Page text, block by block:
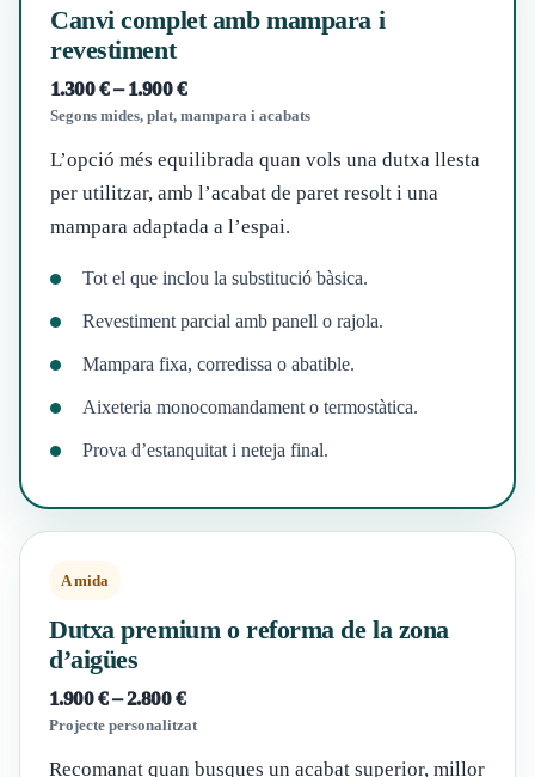
Canvi complet amb mampara i
revestiment
1.300 € – 1.900 €
Segons mides, plat, mampara i acabats
L’opció més equilibrada quan vols una dutxa llesta
per utilitzar, amb l’acabat de paret resolt i una
mampara adaptada a l’espai.
Tot el que inclou la substitució bàsica.
Revestiment parcial amb panell o rajola.
Mampara fixa, corredissa o abatible.
Aixeteria monocomandament o termostàtica.
Prova d’estanquitat i neteja final.
A mida
Dutxa premium o reforma de la zona
d’aigües
1.900 € – 2.800 €
Projecte personalitzat
Recomanat quan busques un acabat superior, millor